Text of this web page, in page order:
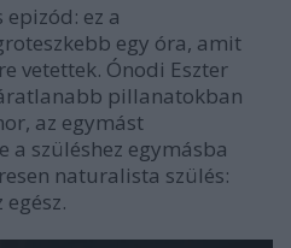
ez a
egy óra, amit
vetettek. Ónodi Eszter
pillanatokban
az egymást
a szüléshez egymásba
naturalista szülés: